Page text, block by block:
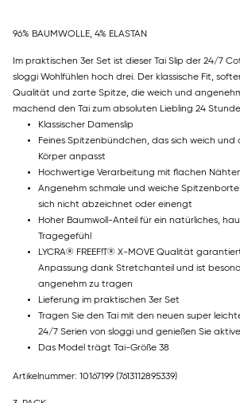
96% BAUMWOLLE, 4% ELASTAN
Im praktischen 3er Set ist dieser Tai Slip der 24/7
sloggi Wohlfühlen hoch drei. Der klassische Fit,
Qualität und zarte Spitze, die weich und
machend den Tai zum absoluten Liebling 24
Klassischer Damenslip
Feines Spitzenbündchen, das sich weich und
Körper anpasst
Hochwertige Verarbeitung mit flachen
Angenehm schmale und weiche
sich nicht abzeichnet oder einengt
Hoher Baumwoll-Anteil für ein natürliches,
Tragegefühl
LYCRA® FREEF!T® X-MOVE Qualität
Anpassung dank Stretchanteil und ist
angenehm zu tragen
Lieferung im praktischen 3er Set
Tragen Sie den Tai mit den neuen super
24/7 Serien von sloggi und genießen Sie
Das Model trägt Tai-Größe 38
Artikelnummer: 10167199 (7613112895339)